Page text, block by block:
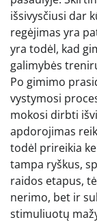
išsivysčiusi dar
regėjimas yra
yra todėl, kad
galimybės
Po gimimo
vystymosi
mokosi dirbti
apdorojimas
todėl prireikia
tampa ryškus,
raidos etapus,
nerimo, bet ir
stimuliuotų